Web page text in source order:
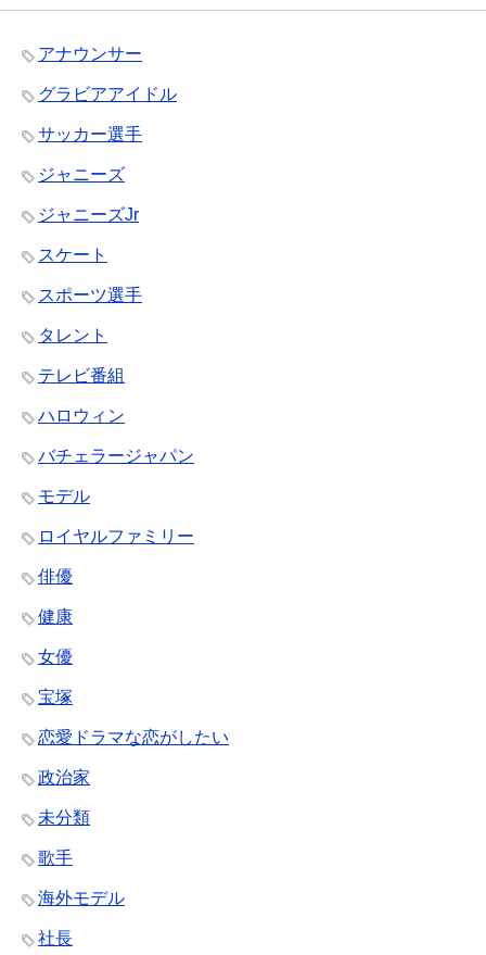
アナウンサー
グラビアアイドル
サッカー選手
ジャニーズ
ジャニーズJr
スケート
スポーツ選手
タレント
テレビ番組
ハロウィン
バチェラージャパン
モデル
ロイヤルファミリー
俳優
健康
女優
宝塚
恋愛ドラマな恋がしたい
政治家
未分類
歌手
海外モデル
社長